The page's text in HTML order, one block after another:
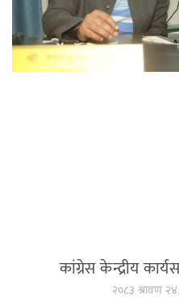
कांग्रेस केन्द्रीय
२०८३ श्रावण